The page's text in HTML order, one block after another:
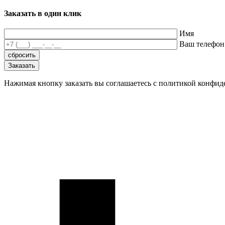
Заказать в один клик
Имя
Ваш телефон
Нажимая кнопку заказать вы соглашаетесь с политикой